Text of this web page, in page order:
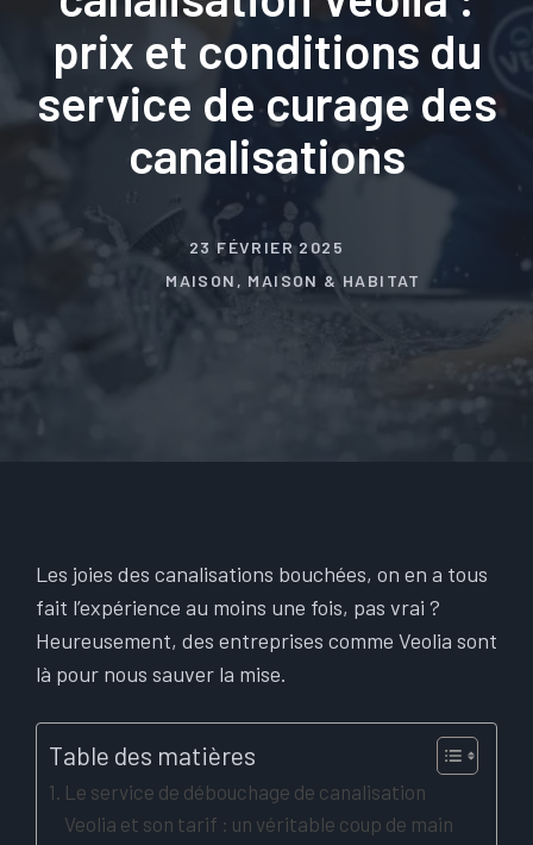
prix et conditions du
service de curage des
canalisations
23 FÉVRIER 2025
MAISON , MAISON & HABITAT
Les joies des canalisations bouchées, on en a tous
fait l’expérience au moins une fois, pas vrai ?
Heureusement, des entreprises comme Veolia sont
là pour nous sauver la mise.
Table des matières
Le service de débouchage de canalisation
Veolia et son tarif : un véritable coup de main